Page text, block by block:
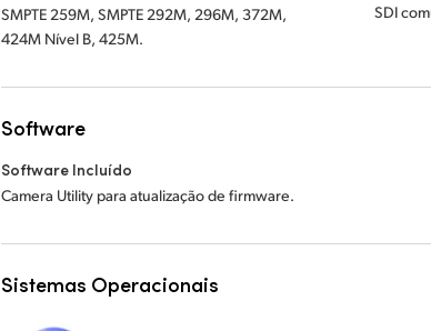
SMPTE 259M, SMPTE 292M, 296M, 372M,
424M Nível B, 425M.
SDI
Software
Software Incluído
Camera Utility para atualização de firmware.
Sistemas Operacionais